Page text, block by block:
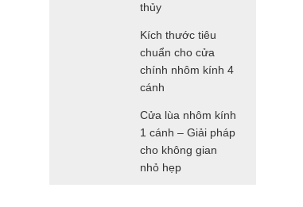
thủy
Kích thước tiêu
chuẩn cho cửa
chính nhôm kính 4
cánh
Cửa lùa nhôm kính
1 cánh – Giải pháp
cho không gian
nhỏ hẹp